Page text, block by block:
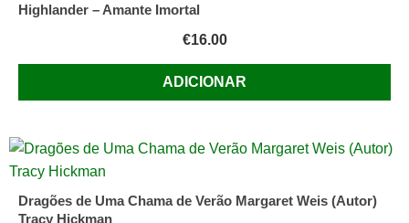
Highlander – Amante Imortal
€16.00
ADICIONAR
Dragões de Uma Chama de Verão Margaret Weis (Autor)
Tracy Hickman